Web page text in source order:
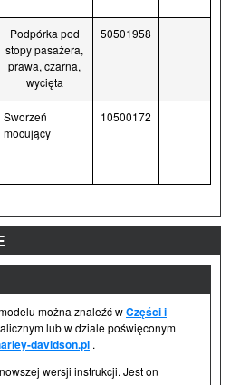
Podpórka pod
stopy pasażera,
prawa, czarna,
wycięta
50501958
Sworzeń
mocujący
10500172
można znaleźć wCzęści i
lub w dziale poświęconym
davidson.pl .
wersji instrukcji. Jest on